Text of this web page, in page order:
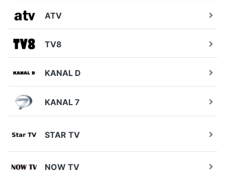
ATV
TV8
KANAL D
KANAL 7
STAR TV
NOW TV